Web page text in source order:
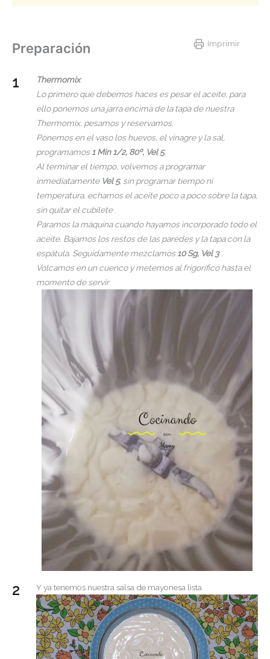
Imprimir
Preparación
Thermomix
Lo primero que debemos haces es pesar el aceite, para
ello ponemos una jarra encima de la tapa de nuestra
Thermomix, pesamos y reservamos.
Ponemos en el vaso los huevos, el vinagre y la sal,
programamos1 Min 1/2, 80º, Vel 5.
Al terminar el tiempo, volvemos a programar
inmediatamente Vel 5, sin programar tiempo ni
temperatura, echamos el aceite poco a poco sobre la tapa,
sin quitar el cubilete.
Paramos la máquina cuando hayamos incorporado todo el
aceite. Bajamos los restos de las paredes y la tapa con la
espátula. Seguidamente mezclamos10 Sg, Vel 3.
Volcamos en un cuenco y metemos al frigorífico hasta el
momento de servir
Y ya tenemos nuestra salsa de mayonesa lista